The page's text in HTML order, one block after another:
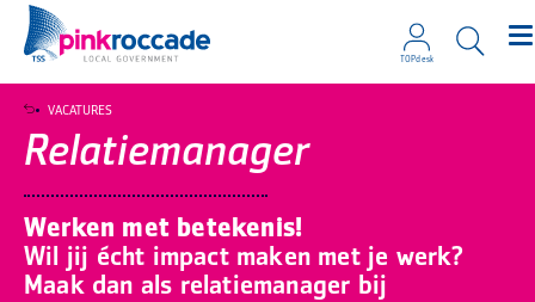
TOPdesk
Relatiemanager
Werken met betekenis!
Wil jij écht impact maken met je werk?
Maak dan als relatiemanager bij
VACATURES